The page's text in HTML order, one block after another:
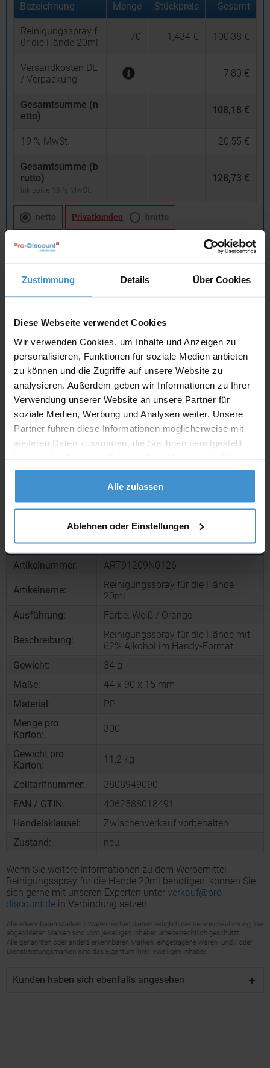
Zustimmung Details Über Cookies
Diese Webseite verwendet Cookies
Wir verwenden Cookies, um Inhalte und Anzeigen zu
personalisieren, Funktionen für soziale Medien anbieten
zu können und die Zugriffe auf unsere Website zu
analysieren. Außerdem geben wir Informationen zu Ihrer
Verwendung unserer Website an unsere Partner für
soziale Medien, Werbung und Analysen weiter. Unsere
Partner führen diese Informationen möglicherweise mit
weiteren Daten zusammen, die Sie ihnen bereitgestellt
gesammelt haben.
Alle zulassen
Ablehnen oder Einstellungen
Bezeichnung Menge Stückpreis Gesamt
Reinigungsspray f
ür die Hände 20ml
70 1,434 € 100,38 €
Versandkosten DE
/ Verpackung
7,80 €
Gesamtsumme (n
etto)
108,18 €
19 % MwSt. 20,55 €
Gesamtsumme (b
rutto)
inklusive 19 % MwSt.
128,73 €
netto Privatkunden brutto
Angebot drucken
Individuelle Anfrage
Lieferzeiten
Artikel mit Werbeanbringung: ca. 10 Werktage
Muster mit Ihrer
Werbeanbringung zur Freigabe
der Produktion:
ca. 10 Werktage
Muster bestellen
Produktinformationen zu diesem Werbeartikel
Artikelnummer:
ART91209N0126
Artikelname:
Reinigungsspray für die Hände
20ml
Ausführung:
Farbe: Weiß / Orange
Beschreibung:
Reinigungsspray für die Hände mit
62% Alkohol im Handy-Format.
Gewicht:
34 g
Maße:
44 x 90 x 15 mm
Material:
PP
Menge pro
Karton:
300
Gewicht pro
Karton:
11,2 kg
Zolltarifnummer:
3808949090
EAN / GTIN:
4062588018491
Handelsklausel:
Zwischenverkauf vorbehalten
Zustand:
neu
Wenn Sie weitere Informationen zu dem Werbemittel
Reinigungsspray für die Hände 20ml benötigen, können Sie
sich gerne mit unseren Experten unter verkauf@pro-
discount.de in Verbindung setzen.
Kunden haben sich ebenfalls angesehen